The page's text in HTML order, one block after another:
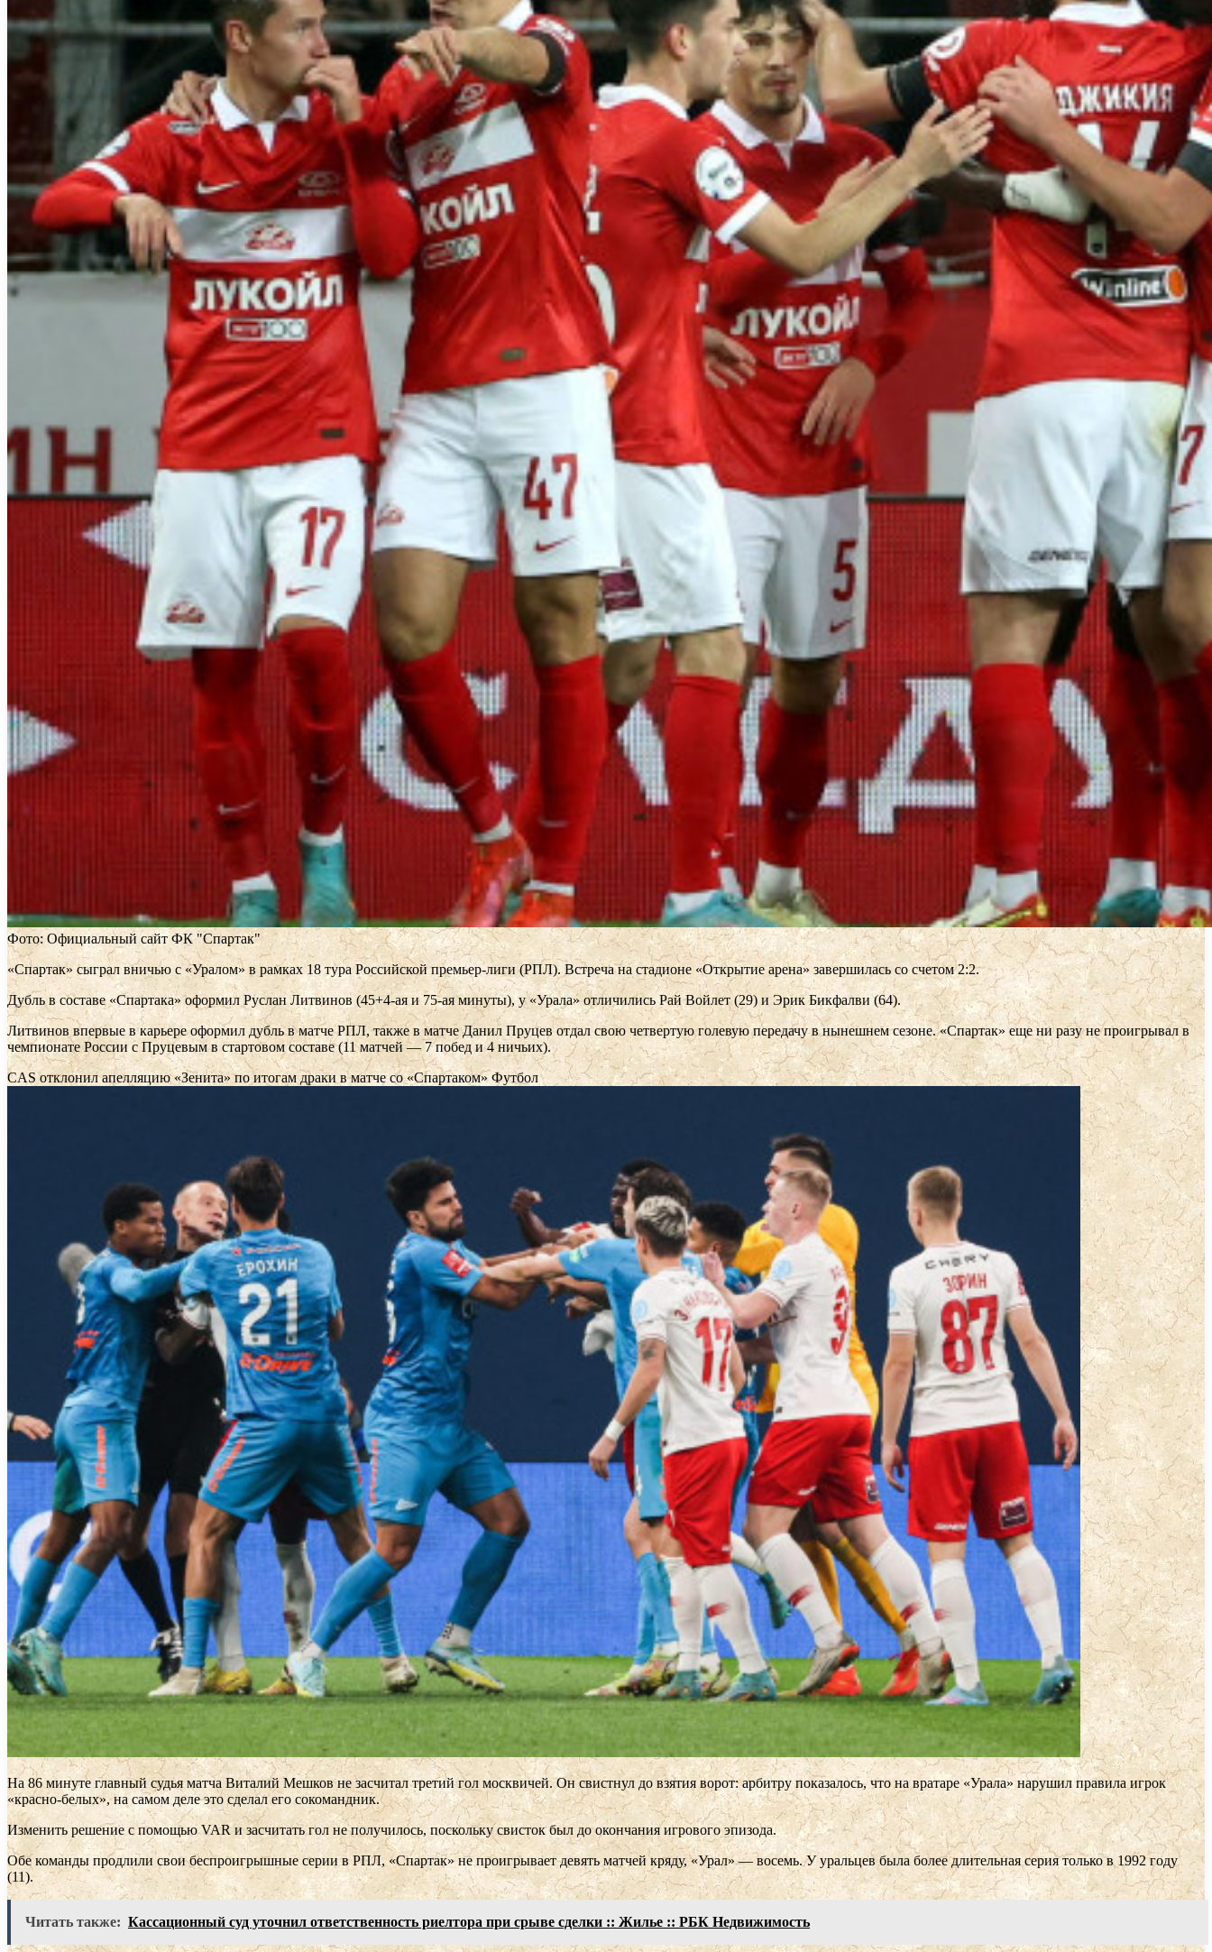
Фото: Официальный сайт ФК "Спартак"
«Спартак» сыграл вничью с «Уралом» в рамках 18 тура Российской премьер-лиги (РПЛ). Встреча на стадионе «Открытие арена» завершилась со счетом 2:2.
Дубль в составе «Спартака» оформил Руслан Литвинов (45+4-ая и 75-ая минуты), у «Урала» отличились Рай Войлет (29) и Эрик Бикфалви (64).
Литвинов впервые в карьере оформил дубль в матче РПЛ, также в матче Данил Пруцев отдал свою четвертую голевую передачу в нынешнем сезоне. «Спартак» еще ни разу не проигрывал в
чемпионате России с Пруцевым в стартовом составе (11 матчей — 7 побед и 4 ничьих).
CAS отклонил апелляцию «Зенита» по итогам драки в матче со «Спартаком» Футбол
На 86 минуте главный судья матча Виталий Мешков не засчитал третий гол москвичей. Он свистнул до взятия ворот: арбитру показалось, что на вратаре «Урала» нарушил правила игрок
«красно-белых», на самом деле это сделал его сокомандник.
Изменить решение с помощью VAR и засчитать гол не получилось, поскольку свисток был до окончания игрового эпизода.
Обе команды продлили свои беспроигрышные серии в РПЛ, «Спартак» не проигрывает девять матчей кряду, «Урал» — восемь. У уральцев была более длительная серия только в 1992 году
(11).
Читать также: Кассационный суд уточнил ответственность риелтора при срыве сделки :: Жилье :: РБК Недвижимость